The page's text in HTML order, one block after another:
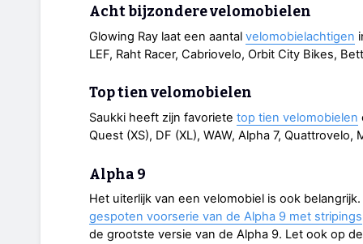
Acht bijzondere velomobielen
Glowing Ray laat een aantal velomobielachtigen
LEF, Raht Racer, Cabriovelo, Orbit City Bikes,
Top tien velomobielen
Saukki heeft zijn favoriete top tien velomobielen
Quest (XS), DF (XL), WAW, Alpha 7,
Alpha 9
Het uiterlijk van een velomobiel is ook
gespoten voorserie van de Alpha 9 met stripings
de grootste versie van de Alpha 9. Let ook op